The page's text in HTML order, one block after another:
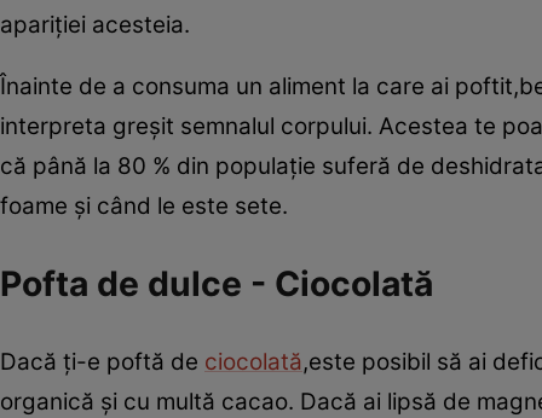
apariţiei acesteia.
Înainte de a consuma un aliment la care ai
interpreta greşit semnalul corpului. Acestea te
că până la 80 % din populaţie suferă de
foame şi când le este sete.
Pofta de dulce - Ciocolată
Dacă ţi-e poftă de ciocolată,este posibil să ai
organică şi cu multă cacao. Dacă ai lipsă de